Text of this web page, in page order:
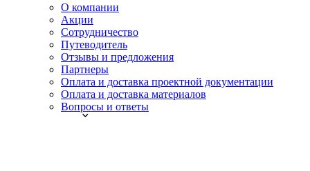
О компании
Акции
Сотрудничество
Путеводитель
Отзывы и предложения
Партнеры
Оплата и доставка проектной документации
Оплата и доставка материалов
Вопросы и ответы